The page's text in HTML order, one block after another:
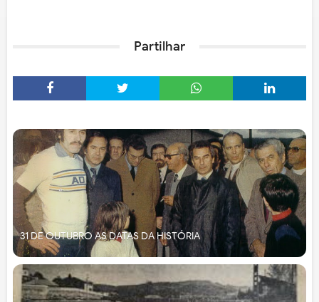
Partilhar
31 DE OUTUBRO AS DATAS DA HISTÓRIA